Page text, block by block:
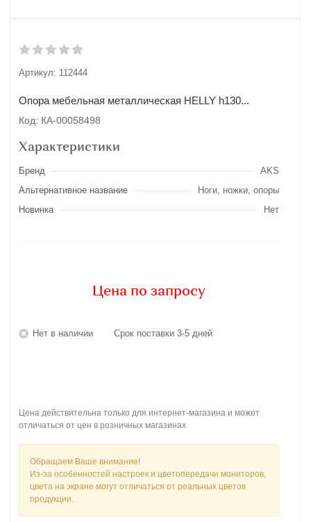
Артикул: 112444
Опора мебельная металлическая HELLY h130...
Код: КА-00058498
Характеристики
Бренд
AKS
Альтернативное название
Ноги, ножки, опоры
Новинка
Нет
Цена по запросу
Нет в наличии Срок поставки 3-5 дней
Цена действительна только для интернет-магазина и может
отличаться от цен в розничных магазинах
Обращаем Ваше внимание!
Из-за особенностей настроек и цветопередачи мониторов,
цвета на экране могут отличаться от реальных цветов
продукции.